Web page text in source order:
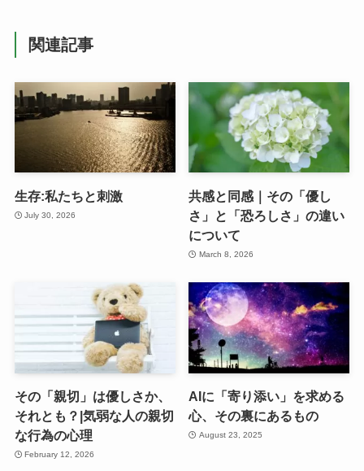
関連記事
生存:私たちと刺激
July 30, 2026
共感と同感｜その「優し
さ」と「恐ろしさ」の違い
について
March 8, 2026
その「親切」は優しさか、
それとも？|気弱な人の親切
な行為の心理
February 12, 2026
AIに「寄り添い」を求める
心、その裏にあるもの
August 23, 2025